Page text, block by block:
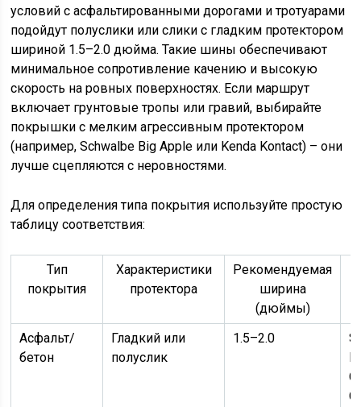
условий с асфальтированными дорогами и тротуарами
подойдут полуслики или слики с гладким протектором
шириной 1.5–2.0 дюйма. Такие шины обеспечивают
минимальное сопротивление качению и высокую
скорость на ровных поверхностях. Если маршрут
включает грунтовые тропы или гравий, выбирайте
покрышки с мелким агрессивным протектором
(например, Schwalbe Big Apple или Kenda Kontact) – они
лучше сцепляются с неровностями.
Для определения типа покрытия используйте простую
таблицу соответствия:
Тип
покрытия
Характеристики
протектора
Рекомендуемая
ширина
(дюймы)
Асфальт/
бетон
Гладкий или
полуслик
1.5–2.0